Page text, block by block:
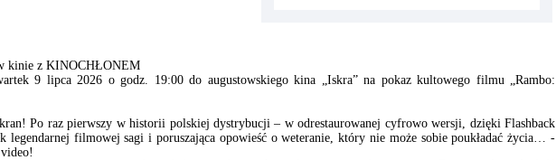
kinie z KINOCHŁONEM
9 lipca 2026 o godz. 19:00 do augustowskiego kina „Iskra” na pokaz kultowego filmu „Rambo:
Po raz pierwszy w historii polskiej dystrybucji – w odrestaurowanej cyfrowo wersji, dzięki Flashback
filmowej sagi i poruszająca opowieść o weteranie, który nie może sobie poukładać życia… -